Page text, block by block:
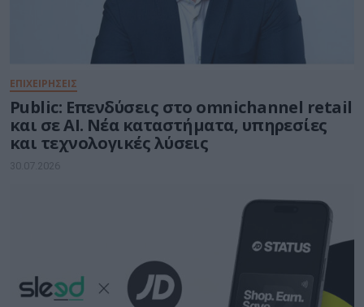
ΕΠΙΧΕΙΡΗΣΕΙΣ
Public: Επενδύσεις στo omnichannel retail
και σε ΑΙ. Νέα καταστήματα, υπηρεσίες
και τεχνολογικές λύσεις
30.07.2026